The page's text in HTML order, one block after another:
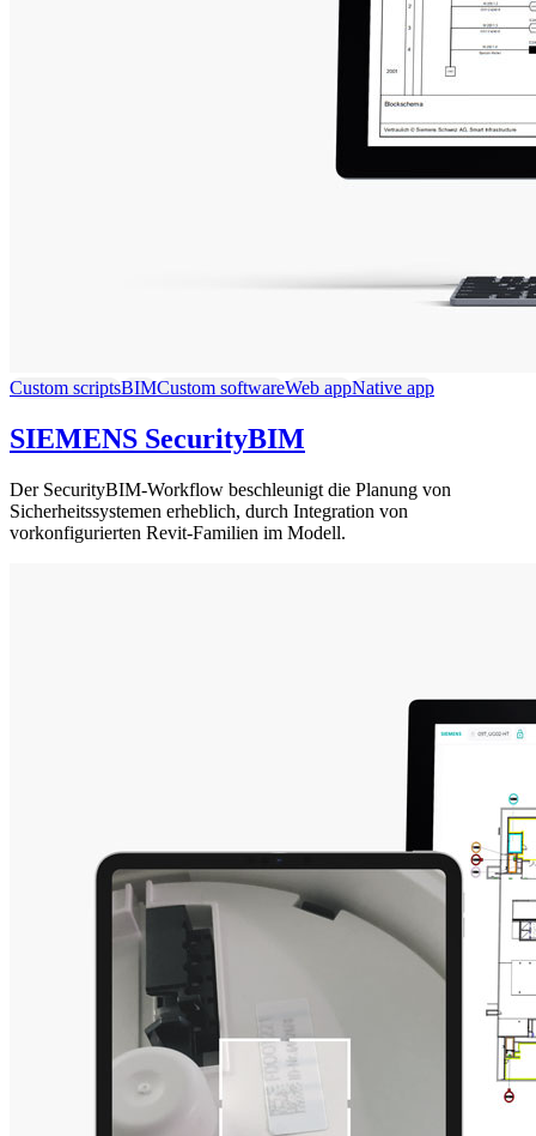
Custom scriptsBIMCustom softwareWeb appNative app
SIEMENS SecurityBIM
Der SecurityBIM-Workflow beschleunigt die Planung von
Sicherheitssystemen erheblich, durch Integration von
vorkonfigurierten Revit-Familien im Modell.